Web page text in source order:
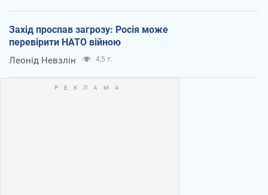
Захід проспав загрозу: Росія може
перевірити НАТО війною
Леонід Невзлін 4,5 т.